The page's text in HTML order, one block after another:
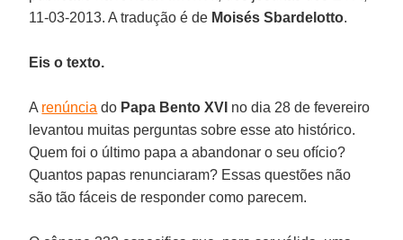
11-03-2013. A tradução é de Moisés Sbardelotto.
Eis o texto.
A renúncia do Papa Bento XVI no dia 28 de fevereiro
levantou muitas perguntas sobre esse ato histórico.
Quem foi o último papa a abandonar o seu ofício?
Quantos papas renunciaram? Essas questões não
são tão fáceis de responder como parecem.